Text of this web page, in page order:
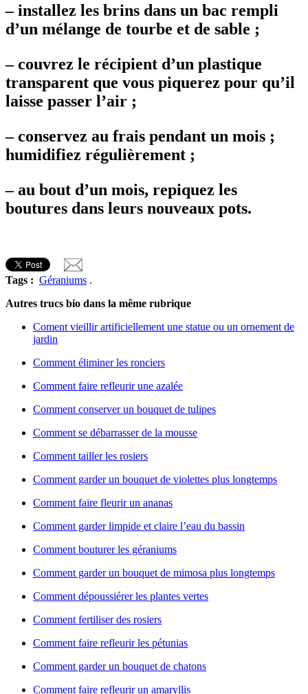
–installez les brins dans un bac rempli
d’un mélange de tourbe et de sable ;
–couvrez le récipient d’un plastique
transparent que vous piquerez pour qu’il
laisse passer l’air ;
–conservez au frais pendant un mois ;
humidifiez régulièrement ;
–au bout d’un mois, repiquez les
boutures dans leurs nouveaux pots.
Tags : Géraniums .
Autres trucs bio dans la même rubrique
Coment vieillir artificiellement une statue ou un ornement de
jardin
Comment éliminer les ronciers
Comment faire refleurir une azalée
Comment conserver un bouquet de tulipes
Comment se débarrasser de la mousse
Comment tailler les rosiers
Comment garder un bouquet de violettes plus longtemps
Comment faire fleurir un ananas
Comment garder limpide et claire l’eau du bassin
Comment bouturer les géraniums
Comment garder un bouquet de mimosa plus longtemps
Comment dépoussiérer les plantes vertes
Comment fertiliser des rosiers
Comment faire refleurir les pétunias
Comment garder un bouquet de chatons
Comment faire refleurir un amaryllis